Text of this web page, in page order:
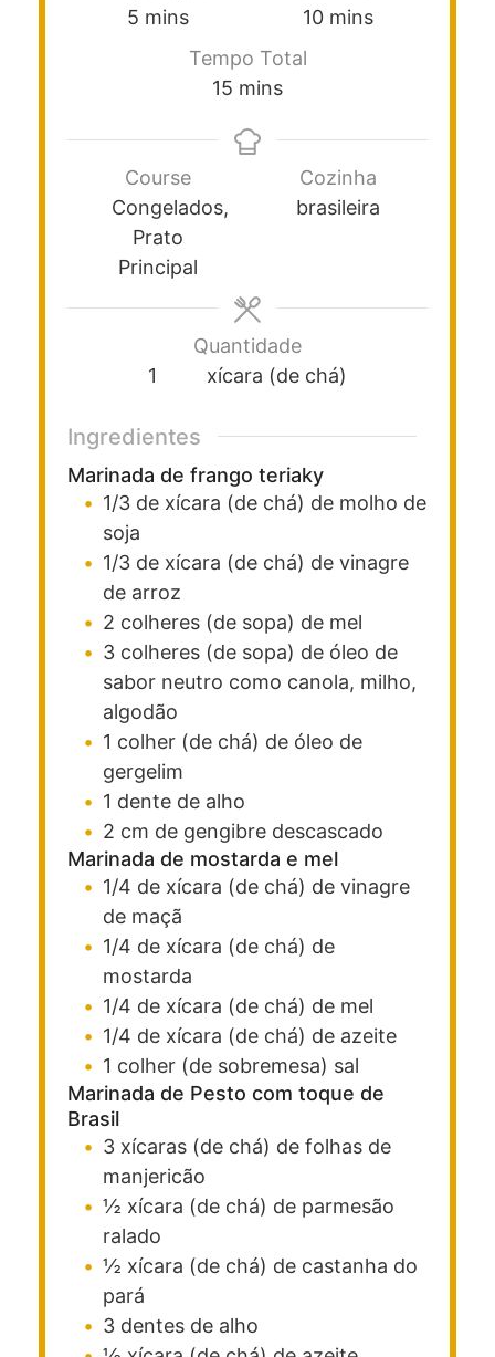
5 mins
10 mins
Tempo Total
15 mins
Course
Congelados,
Prato
Principal
Cozinha
brasileira
Quantidade
1
xícara (de chá)
Ingredientes
Marinada de frango teriaky
1/3 de xícara (de chá) de molho de
soja
1/3 de xícara (de chá) de vinagre
de arroz
2 colheres (de sopa) de mel
3 colheres (de sopa) de óleo de
sabor neutro como canola, milho,
algodão
1 colher (de chá) de óleo de
gergelim
1 dente de alho
2 cm de gengibre descascado
Marinada de mostarda e mel
1/4 de xícara (de chá) de vinagre
de maçã
1/4 de xícara (de chá) de
mostarda
1/4 de xícara (de chá) de mel
1/4 de xícara (de chá) de azeite
1 colher (de sobremesa) sal
Marinada de Pesto com toque de
Brasil
3 xícaras (de chá) de folhas de
manjericão
½ xícara (de chá) de parmesão
ralado
½ xícara (de chá) de castanha do
pará
3 dentes de alho